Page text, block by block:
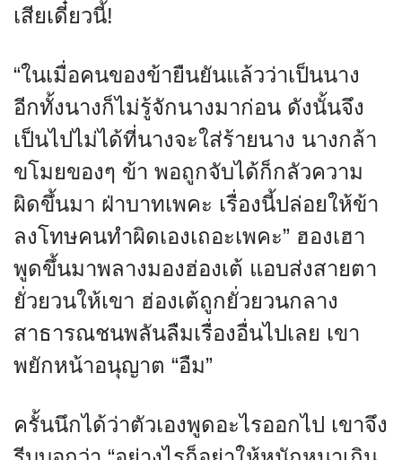
เสียเดี๋ยวนี้!
“ในเมื่อคนของข้ายืนยันแล้วว่าเป็นนาง
อีกทั้งนางก็ไม่รู้จักนางมาก่อน ดังนั้นจึง
เป็นไปไม่ได้ที่นางจะใส่ร้ายนาง นางกล้า
ขโมยของๆ ข้า พอถูกจับได้ก็กลัวความ
ผิดขึ้นมา ฝ่าบาทเพคะ เรื่องนี้ปล่อยให้ข้า
ลงโทษคนทำผิดเองเถอะเพคะ” ฮองเฮา
พูดขึ้นมาพลางมองฮ่องเต้ แอบส่งสายตา
ยั่วยวนให้เขา ฮ่องเต้ถูกยั่วยวนกลาง
สาธารณชนพลันลืมเรื่องอื่นไปเลย เขา
พยักหน้าอนุญาต “อืม”
ครั้นนึกได้ว่าตัวเองพูดอะไรออกไป เขาจึง